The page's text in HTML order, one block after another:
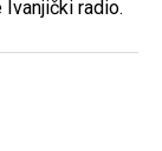
radio.